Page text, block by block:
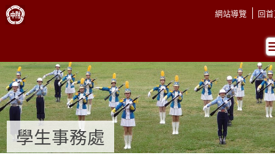
跳過上區塊
網站導覽 回
學生手冊&附中人卡 - 學生事務處 -
學生事務處
:::